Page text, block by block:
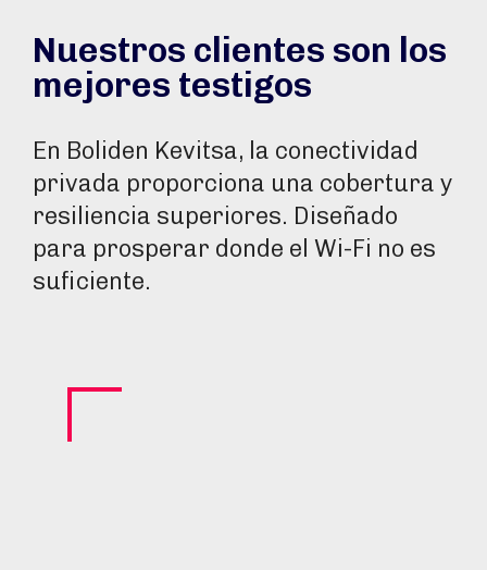
Nuestros clientes son los
mejores testigos
En Boliden Kevitsa, la conectividad
privada proporciona una cobertura y
resiliencia superiores. Diseñado
para prosperar donde el Wi-Fi no es
suficiente.